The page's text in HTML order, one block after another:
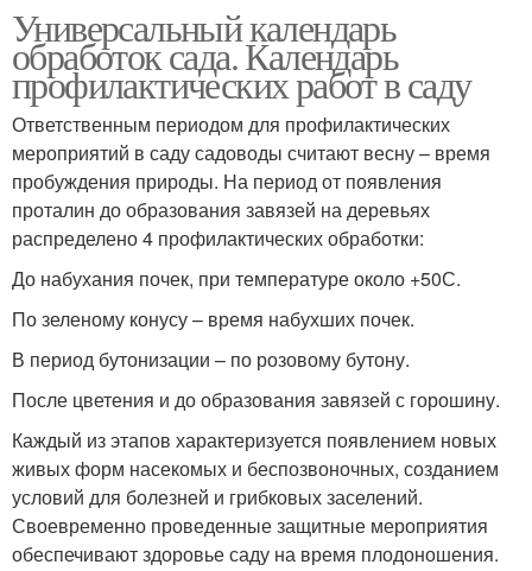
Универсальный календарь
обработок сада. Календарь
профилактических работ в саду
Ответственным периодом для профилактических
мероприятий в саду садоводы считают весну – время
пробуждения природы. На период от появления
проталин до образования завязей на деревьях
распределено 4 профилактических обработки:
До набухания почек, при температуре около +50С.
По зеленому конусу – время набухших почек.
В период бутонизации – по розовому бутону.
После цветения и до образования завязей с горошину.
Каждый из этапов характеризуется появлением новых
живых форм насекомых и беспозвоночных, созданием
условий для болезней и грибковых заселений.
Своевременно проведенные защитные мероприятия
обеспечивают здоровье саду на время плодоношения.